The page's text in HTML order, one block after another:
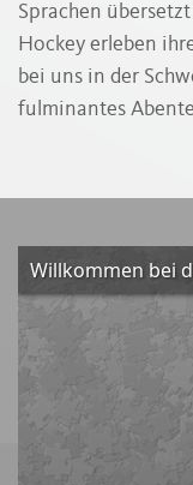
Sprachen
Hockey erleben
bei uns in der
fulminantes